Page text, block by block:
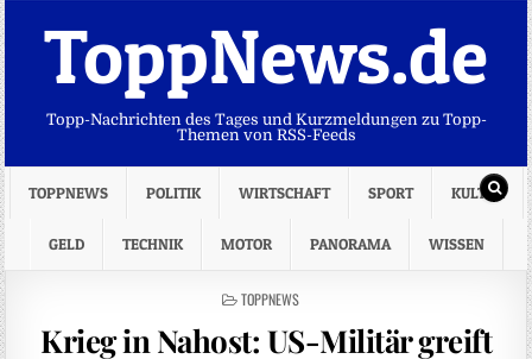
ToppNews.de
Topp-Nachrichten des Tages und Kurzmeldungen zu Topp-
Themen von RSS-Feeds
TOPPNEWS POLITIK WIRTSCHAFT SPORT KULTUR
GELD TECHNIK MOTOR PANORAMA WISSEN
POSTED
TOPPNEWS
Krieg in Nahost: US-Militär greift